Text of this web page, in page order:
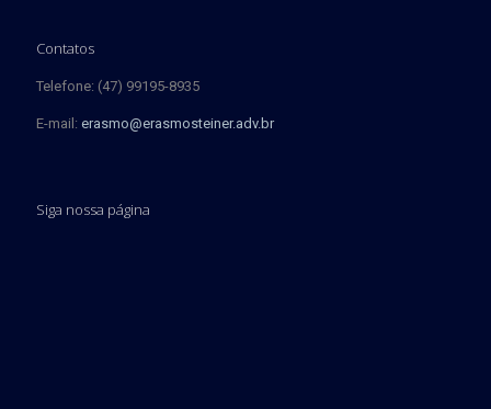
Contatos
Telefone: (47) 99195-8935
E-mail: erasmo@erasmosteiner.adv.br
Siga nossa página